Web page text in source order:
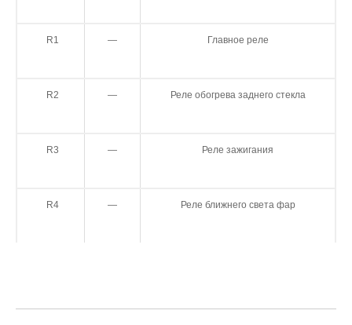
R1 — Главное реле
R2 — Реле обогрева заднего стекла
R3 — Реле зажигания
R4 — Реле ближнего света фар